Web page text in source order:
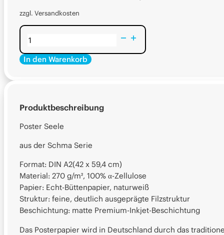
zzgl. Versandkosten
Poster
Menge
In den Warenkorb
Alternative:
Alternative:
Produktbeschreibung
Poster Seele
aus der Schma Serie
Format: DIN A2(42 x 59,4 cm)
Material: 270 g/m², 100% α-Zellulose
Papier: Echt-Büttenpapier, naturweiß
Struktur: feine, deutlich ausgeprägte Filzstruktur
Beschichtung: matte Premium-Inkjet-Beschichtung
Das Posterpapier wird in Deutschland durch das